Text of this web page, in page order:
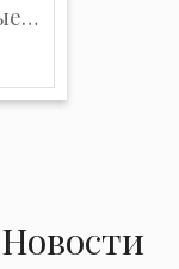
Новости